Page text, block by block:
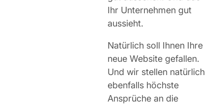
Ihr Unternehmen gut
aussieht.
Natürlich soll Ihnen Ihre
neue Website gefallen.
Und wir stellen natürlich
ebenfalls höchste
Ansprüche an die